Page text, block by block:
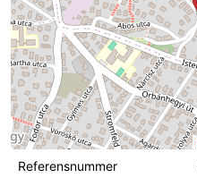
Referensnummer